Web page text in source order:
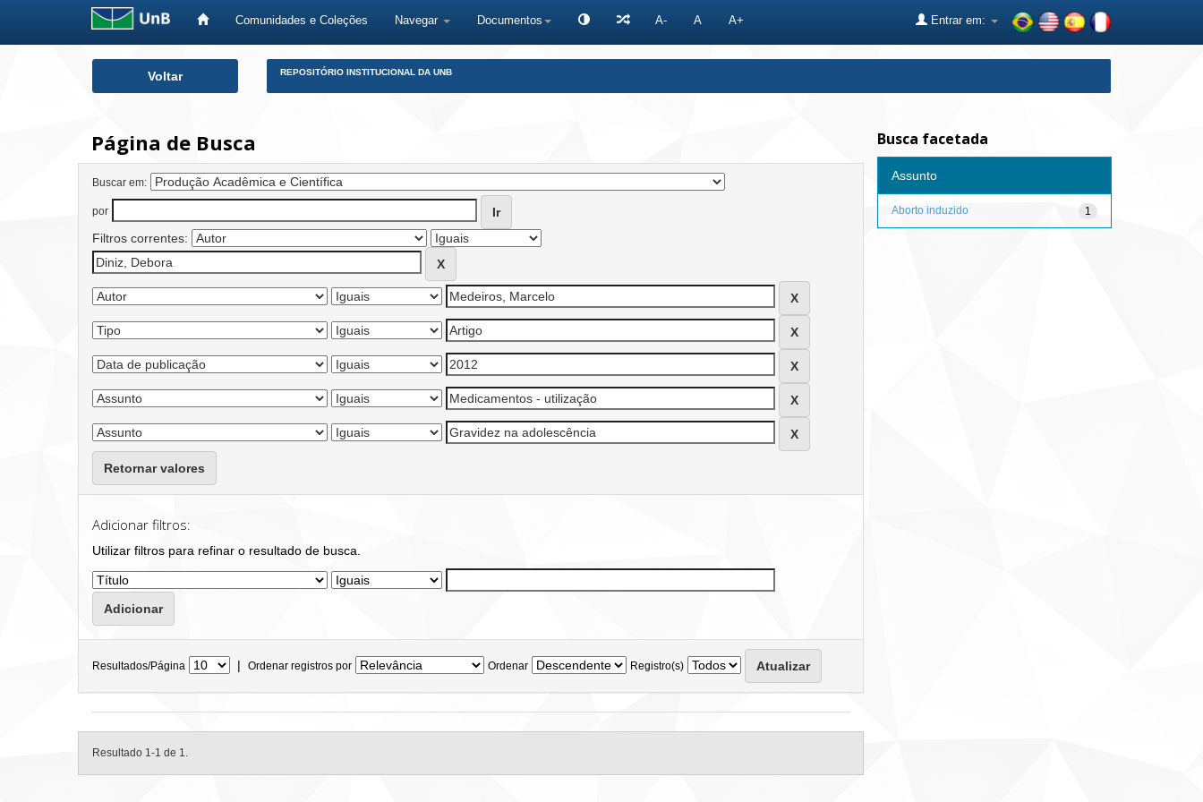
Comunidades e Coleções Navegar Documentos A- A A+ Entrar em:
Voltar REPOSITÓRIO INSTITUCIONAL DA UNB
Página de Busca
Buscar em:
por
Filtros correntes:
Retornar valores
Adicionar filtros:
Utilizar filtros para refinar o resultado de busca.
Resultados/Página | Ordenar registros por Ordenar Registro(s)
Resultado 1-1 de 1.
Busca facetada
Assunto
1
Aborto induzido